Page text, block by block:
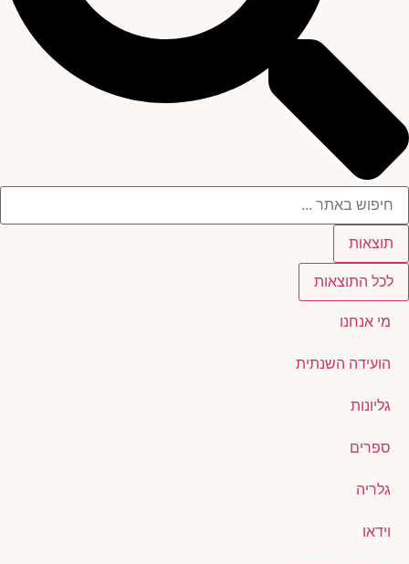
תוצאות
לכל התוצאות
מי אנחנו
הועידה השנתית
גליונות
ספרים
גלריה
וידאו